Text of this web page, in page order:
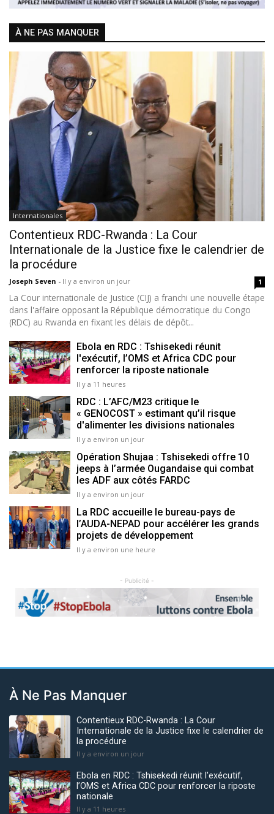
À NE PAS MANQUER
Internationales
Contentieux RDC-Rwanda : La Cour
Internationale de la Justice fixe le calendrier de
la procédure
Joseph Seven - Il y a environ un jour 1
La Cour internationale de Justice (CIJ) a franchi une nouvelle étape
dans l'affaire opposant la République démocratique du Congo
(RDC) au Rwanda en fixant les délais de dépôt...
Ebola en RDC : Tshisekedi réunit
l'exécutif, l’OMS et Africa CDC pour
renforcer la riposte nationale
Il y a 11 heures
RDC : L’AFC/M23 critique le
« GENOCOST » estimant qu’il risque
d'alimenter les divisions nationales
Il y a environ un jour
Opération Shujaa : Tshisekedi offre 10
jeeps à l’armée Ougandaise qui combat
les ADF aux côtés FARDC
Il y a environ un jour
La RDC accueille le bureau-pays de
l’AUDA-NEPAD pour accélérer les grands
projets de développement
Il y a environ une heure
- Publicité -
Previous Next
À Ne Pas Manquer
Contentieux RDC-Rwanda : La Cour
Internationale de la Justice fixe le calendrier de
la procédure
Il y a environ un jour
Ebola en RDC : Tshisekedi réunit l'exécutif,
l’OMS et Africa CDC pour renforcer la riposte
nationale
Il y a 11 heures